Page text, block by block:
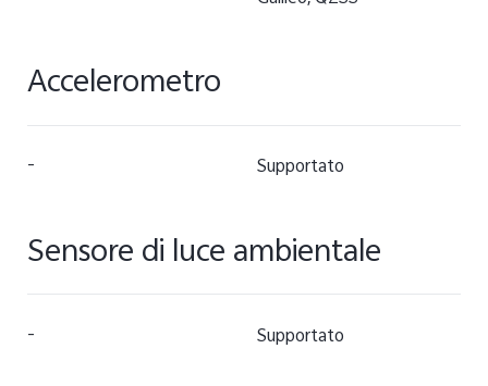
Accelerometro
- Supportato
Sensore di luce ambientale
- Supportato